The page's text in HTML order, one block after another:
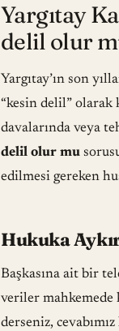
Yargıtay
delil olur
Yargıtay’ın son
“kesin delil”
davalarında veya
delil olur mu
edilmesi gereken
Hukuka
Başkasına ait bir
veriler mahkemede
derseniz,